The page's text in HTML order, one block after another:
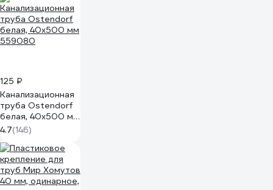
20019
125 ₽
Канализационная
труба Ostendorf
белая, 40x500 мм
559080
4.7(146)